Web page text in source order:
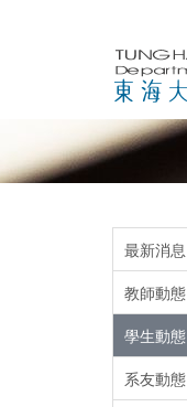
最新消息
教師動態
學生動態
系友動態